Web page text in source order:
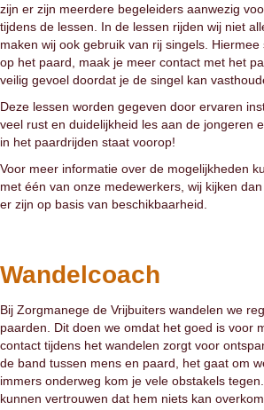
zijn er zijn meerdere begeleiders aanwezig
tijdens de lessen. In de lessen rijden wij niet
maken wij ook gebruik van rij singels.
op het paard, maak je meer contact met het
veilig gevoel doordat je de singel kan
Deze lessen worden gegeven door ervaren
veel rust en duidelijkheid les aan de jongeren
in het paardrijden staat voorop!
Voor meer informatie over de mogelijkheden
met één van onze medewerkers, wij kijken
er zijn op basis van beschikbaarheid.
Wandelcoach
Bij Zorgmanege de Vrijbuiters wandelen we
paarden. Dit doen we omdat het goed is voor
contact tijdens het wandelen zorgt voor
de band tussen mens en paard, het gaat om
immers onderweg kom je vele obstakels
kunnen vertrouwen dat hem niets kan